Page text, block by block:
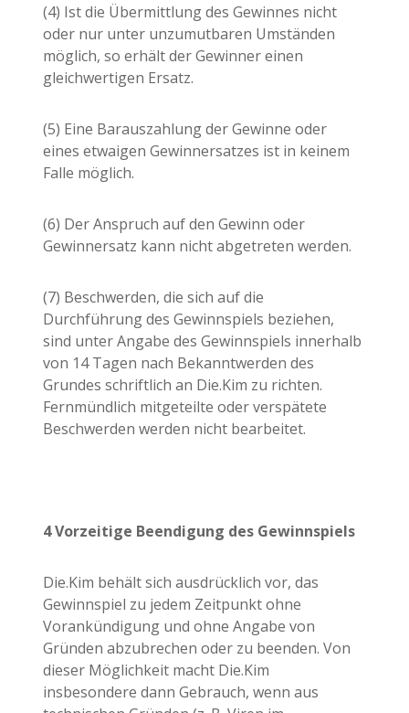
(4) Ist die Übermittlung des Gewinnes nicht
oder nur unter unzumutbaren Umständen
möglich, so erhält der Gewinner einen
gleichwertigen Ersatz.
(5) Eine Barauszahlung der Gewinne oder
eines etwaigen Gewinnersatzes ist in keinem
Falle möglich.
(6) Der Anspruch auf den Gewinn oder
Gewinnersatz kann nicht abgetreten werden.
(7) Beschwerden, die sich auf die
Durchführung des Gewinnspiels beziehen,
sind unter Angabe des Gewinnspiels innerhalb
von 14 Tagen nach Bekanntwerden des
Grundes schriftlich an Die.Kim zu richten.
Fernmündlich mitgeteilte oder verspätete
Beschwerden werden nicht bearbeitet.
4 Vorzeitige Beendigung des Gewinnspiels
Die.Kim behält sich ausdrücklich vor, das
Gewinnspiel zu jedem Zeitpunkt ohne
Vorankündigung und ohne Angabe von
Gründen abzubrechen oder zu beenden. Von
dieser Möglichkeit macht Die.Kim
insbesondere dann Gebrauch, wenn aus